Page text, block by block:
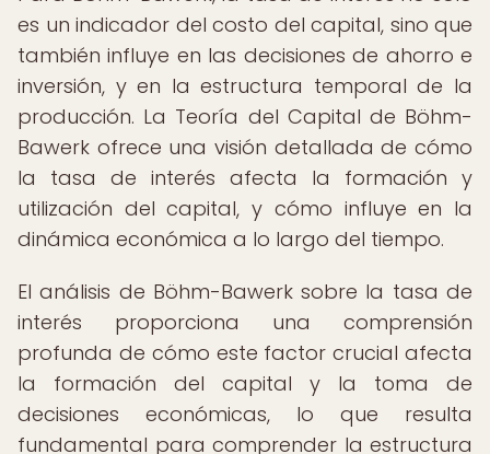
es un indicador del costo del capital, sino que
también influye en las decisiones de ahorro e
inversión, y en la estructura temporal de la
producción. La Teoría del Capital de Böhm-
Bawerk ofrece una visión detallada de cómo
la tasa de interés afecta la formación y
utilización del capital, y cómo influye en la
dinámica económica a lo largo del tiempo.
El análisis de Böhm-Bawerk sobre la tasa de
interés proporciona una comprensión
profunda de cómo este factor crucial afecta
la formación del capital y la toma de
decisiones económicas, lo que resulta
fundamental para comprender la estructura